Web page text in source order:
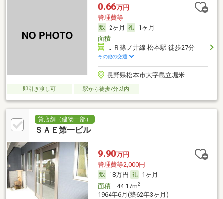
0.66万円
管理費等-
2ヶ月
1ヶ月
面積-
ＪＲ篠ノ井線 松本駅 徒歩27分
その他の交通
長野県松本市大字島立堀米
即引き渡し可 駅から徒歩7分以内
貸店舗（建物一部）
ＳＡＥ第一ビル
9.90万円
管理費等2,000円
18万円
1ヶ月
面積44.17m2
1964年6月(築62年3ヶ月)